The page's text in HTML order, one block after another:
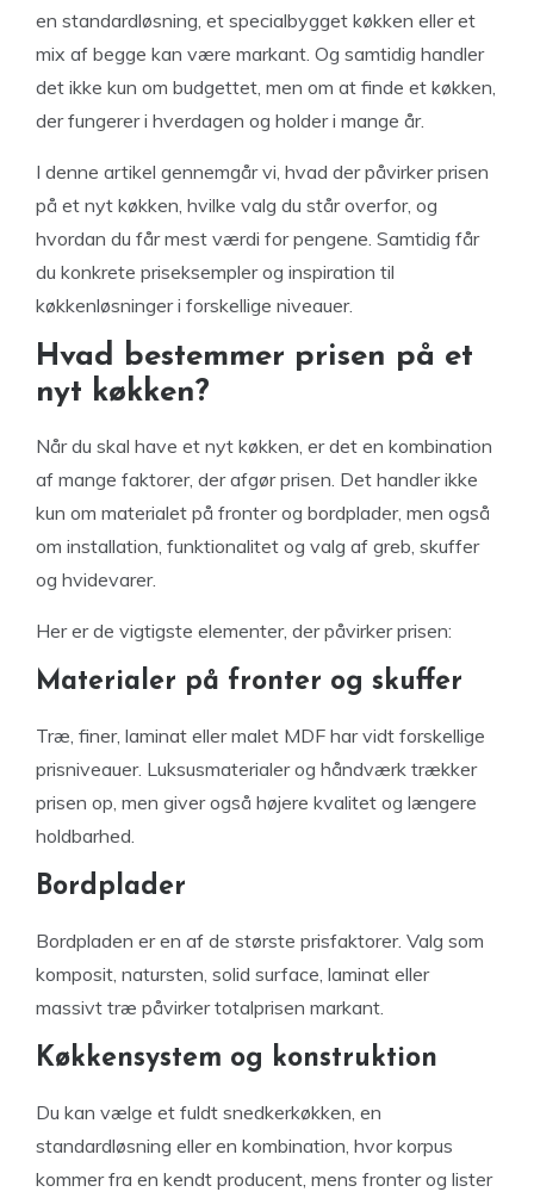
en standardløsning, et specialbygget køkken eller et
mix af begge kan være markant. Og samtidig handler
det ikke kun om budgettet, men om at finde et køkken,
der fungerer i hverdagen og holder i mange år.
I denne artikel gennemgår vi, hvad der påvirker prisen
på et nyt køkken, hvilke valg du står overfor, og
hvordan du får mest værdi for pengene. Samtidig får
du konkrete priseksempler og inspiration til
køkkenløsninger i forskellige niveauer.
Hvad bestemmer prisen på et
nyt køkken?
Når du skal have et nyt køkken, er det en kombination
af mange faktorer, der afgør prisen. Det handler ikke
kun om materialet på fronter og bordplader, men også
om installation, funktionalitet og valg af greb, skuffer
og hvidevarer.
Her er de vigtigste elementer, der påvirker prisen:
Materialer på fronter og skuffer
Træ, finer, laminat eller malet MDF har vidt forskellige
prisniveauer. Luksusmaterialer og håndværk trækker
prisen op, men giver også højere kvalitet og længere
holdbarhed.
Bordplader
Bordpladen er en af de største prisfaktorer. Valg som
komposit, natursten, solid surface, laminat eller
massivt træ påvirker totalprisen markant.
Køkkensystem og konstruktion
Du kan vælge et fuldt snedkerkøkken, en
standardløsning eller en kombination, hvor korpus
kommer fra en kendt producent, mens fronter og lister